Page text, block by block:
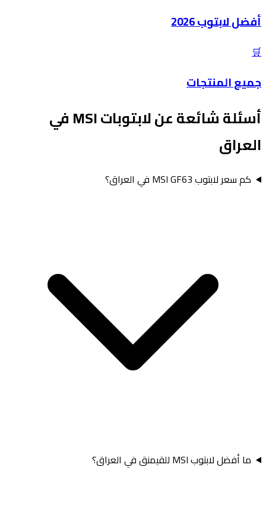
أفضل لابتوب 2026
🛒
جميع المنتجات
أسئلة شائعة عن لابتوبات MSI في
العراق
كم سعر لابتوب MSI GF63 في العراق؟
ما أفضل لابتوب MSI للقيمنق في العراق؟